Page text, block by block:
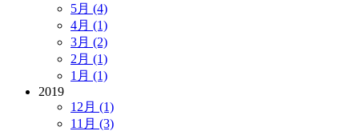
5月 (4)
4月 (1)
3月 (2)
2月 (1)
1月 (1)
2019
12月 (1)
11月 (3)